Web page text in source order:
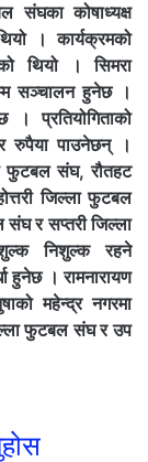
संघका कोषाध्यक्ष
। कार्यक्रमको
थियो । सिमरा
सञ्चालन हुनेछ ।
। प्रतियोगिताको
रुपैया पाउनेछन् ।
फुटबल संघ, रौतहट
जिल्ला फुटबल
र सप्तरी जिल्ला
निशुल्क रहने
हुनेछ । रामनारायण
महेन्द्र नगरमा
फुटबल संघ र उप